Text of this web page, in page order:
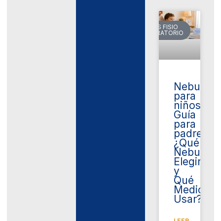
VARIOS FISIO
RESPIRATORIO
para
niños.
Guía
para
padres:
¿Qué
Elegir
y
Qué
Usar?